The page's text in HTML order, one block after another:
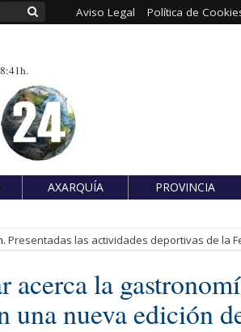
Aviso Legal Política de
AXARQUÍA PROVINCIA
Presentadas las actividades deportivas de la
acerca la
una nueva edición